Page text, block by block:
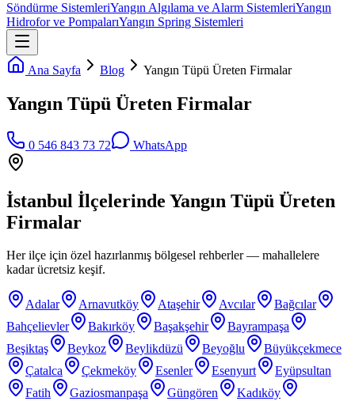
Söndürme SistemleriYangın Algılama ve Alarm SistemleriYangın
Hidrofor ve PompalarıYangın Spring Sistemleri
Ana Sayfa Blog Yangın Tüpü Üreten Firmalar
Yangın Tüpü Üreten Firmalar
0 546 843 73 72 WhatsApp
İstanbul İlçelerinde Yangın Tüpü Üreten
Firmalar
Her ilçe için özel hazırlanmış bölgesel rehberler — mahallelere
kadar ücretsiz keşif.
Adalar Arnavutköy Ataşehir Avcılar
Bağcılar
Bahçelievler
Bakırköy Başakşehir
Bayrampaşa
Beşiktaş
Beykoz Beylikdüzü Beyoğlu
Büyükçekmece
Çatalca
Çekmeköy Esenler Esenyurt
Eyüpsultan
Fatih
Gaziosmanpaşa Güngören
Kadıköy